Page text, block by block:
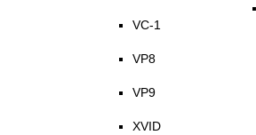
VC-1
VP8
VP9
XVID